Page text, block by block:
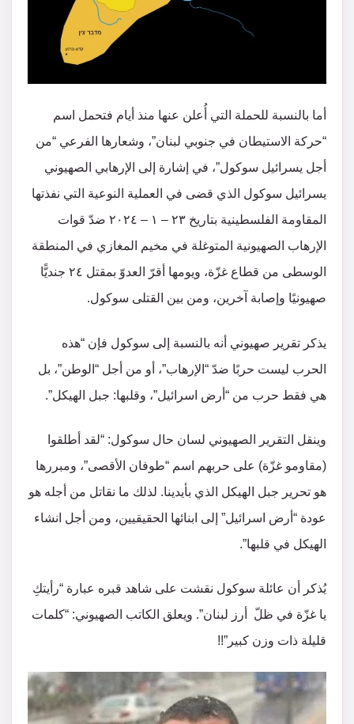
أما بالنسبة للحملة التي أُعلن عنها منذ أيام فتحمل اسم
“حركة الاستيطان في جنوبي لبنان”، وشعارها الفرعي “من
أجل يسرائيل سوكول”، في إشارة إلى الإرهابي الصهيوني
يسرائيل سوكول الذي قضى في العملية النوعية التي نفذتها
المقاومة الفلسطينية بتاريخ ٢٣ – ١ – ٢٠٢٤ ضدّ قوات
الإرهاب الصهيونية المتوغلة في مخيم المغازي في المنطقة
الوسطى من قطاع غزّة، ويومها أقرّ العدوّ بمقتل ٢٤ جنديًّا
صهيونيًا وإصابة آخرين، ومن بين القتلى سوكول.
يذكر تقرير صهيوني أنه بالنسبة إلى سوكول فإن “هذه
الحرب ليست حربًا ضدّ “الإرهاب”، أو من أجل “الوطن”، بل
هي فقط حرب من “أرض اسرائيل”، وقلبها: جبل الهيكل”.
وينقل التقرير الصهيوني لسان حال سوكول: “لقد أطلقوا
(مقاومو غزّة) على حربهم اسم “طوفان الأقصى”، ومبررها
هو تحرير جبل الهيكل الذي بأيدينا. لذلك ما نقاتل من أجله هو
عودة “أرض اسرائيل” إلى ابنائها الحقيقيين، ومن أجل انشاء
الهيكل في قلبها”.
يُذكر أن عائلة سوكول نقشت على شاهد قبره عبارة “رأيتكِ
يا غزّة في ظلّ أرز لبنان”. ويعلق الكاتب الصهيوني: “كلمات
قليلة ذات وزن كبير”!!